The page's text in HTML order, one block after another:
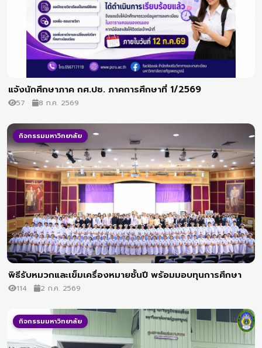
แจ้งนักศึกษาภาค กศ.ปช. ภาคการศึกษาที่ 1/2569
57 8 ก.ค. 2569
กิจกรรมมหาวิทยาลัย
พิธีรับหมวกและเข็มเครื่องหมายชั้นปี พร้อมมอบทุนการศึกษา
114 2 ก.ค. 2569
กิจกรรมมหาวิทยาลัย